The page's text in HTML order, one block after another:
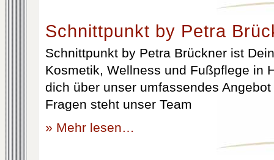
Schnittpunkt by Petra
Schnittpunkt by Petra Brückner ist
Kosmetik, Wellness und Fußpflege in
dich über unser umfassendes
Fragen steht unser Team
» Mehr lesen…